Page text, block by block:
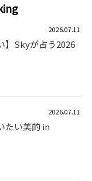
2026.07.11
】Skyが占う2026
2026.07.11
たい美的 in